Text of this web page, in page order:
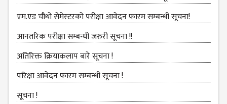
MANAGEMENT
CELL
PRACTICE
TEACHING
MANAGEMENT
CELL
DEPARTMENT
एम.एड चौथो सेमेस्‍टरको परीक्षा आवेदन फारम सम्बन्धी सूचना!
आनतरिक परीक्षा सम्बन्धी जरुरी सूचना !!
अतिरिक्त क्रियाकलाप बारे सूचना !
परिक्षा आवेदन फारम सम्बन्धी सूचना !
सूचना !